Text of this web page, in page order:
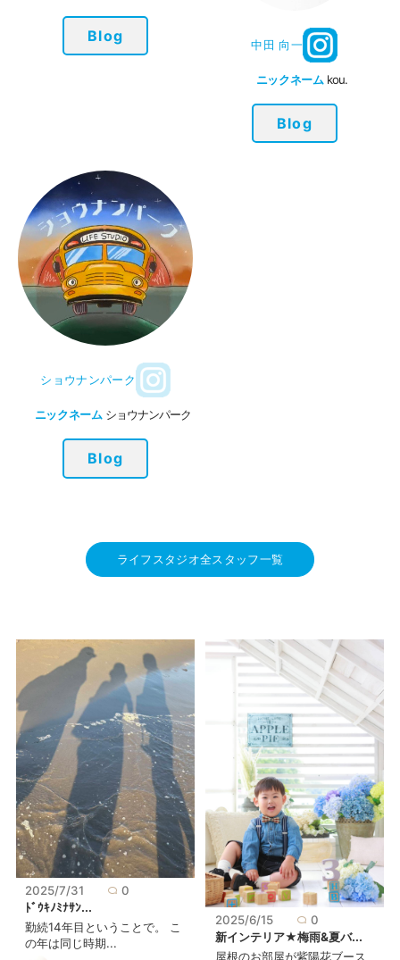
Blog 中田 向一
ニックネーム kou.
Blog
ショウナンパーク
ニックネームショウナンパーク
Blog
ライフスタジオ全スタッフ一覧
2025/7/31
0
ﾄﾞｳｷﾉﾐﾅｻﾝ...
勤続14年目ということで。 こ
の年は同じ時期...
2025/6/15
0
新インテリア★梅雨&夏バ...
屋根のお部屋が紫陽花ブース